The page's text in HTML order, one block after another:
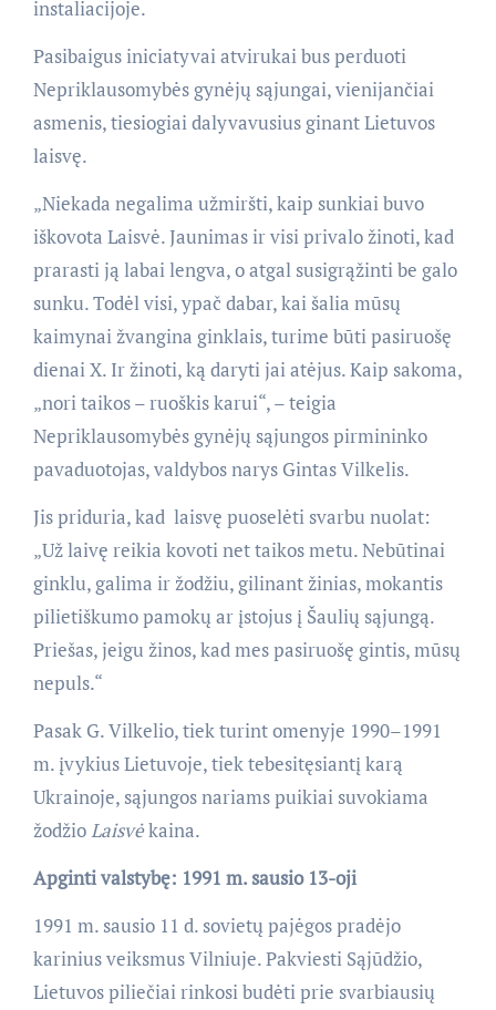
instaliacijoje.
Pasibaigus iniciatyvai atvirukai bus perduoti
Nepriklausomybės gynėjų sąjungai, vienijančiai
asmenis, tiesiogiai dalyvavusius ginant Lietuvos
laisvę.
„Niekada negalima užmiršti, kaip sunkiai buvo
iškovota Laisvė. Jaunimas ir visi privalo žinoti, kad
prarasti ją labai lengva, o atgal susigrąžinti be galo
sunku. Todėl visi, ypač dabar, kai šalia mūsų
kaimynai žvangina ginklais, turime būti pasiruošę
dienai X. Ir žinoti, ką daryti jai atėjus. Kaip sakoma,
„nori taikos – ruoškis karui“, – teigia
Nepriklausomybės gynėjų sąjungos pirmininko
pavaduotojas, valdybos narys Gintas Vilkelis.
Jis priduria, kad laisvę puoselėti svarbu nuolat:
„Už laivę reikia kovoti net taikos metu. Nebūtinai
ginklu, galima ir žodžiu, gilinant žinias, mokantis
pilietiškumo pamokų ar įstojus į Šaulių sąjungą.
Priešas, jeigu žinos, kad mes pasiruošę gintis, mūsų
nepuls.“
Pasak G. Vilkelio, tiek turint omenyje 1990–1991
m. įvykius Lietuvoje, tiek tebesitęsiantį karą
Ukrainoje, sąjungos nariams puikiai suvokiama
žodžioLaisvėkaina.
Apginti valstybę: 1991 m. sausio 13-oji
1991 m. sausio 11 d. sovietų pajėgos pradėjo
karinius veiksmus Vilniuje. Pakviesti Sąjūdžio,
Lietuvos piliečiai rinkosi budėti prie svarbiausių